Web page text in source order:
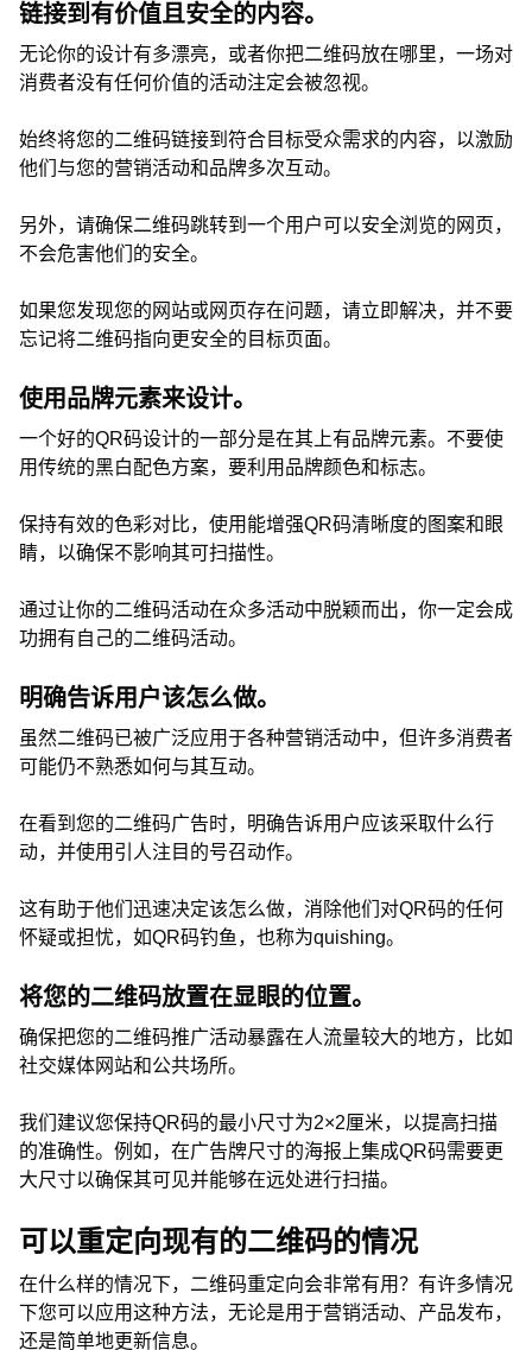
链接到有价值且安全的内容。
无论你的设计有多漂亮，或者你把二维码放在哪里，一场对
消费者没有任何价值的活动注定会被忽视。
始终将您的二维码链接到符合目标受众需求的内容，以激励
他们与您的营销活动和品牌多次互动。
另外，请确保二维码跳转到一个用户可以安全浏览的网页，
不会危害他们的安全。
如果您发现您的网站或网页存在问题，请立即解决，并不要
忘记将二维码指向更安全的目标页面。
使用品牌元素来设计。
一个好的QR码设计的一部分是在其上有品牌元素。不要使
用传统的黑白配色方案，要利用品牌颜色和标志。
保持有效的色彩对比，使用能增强QR码清晰度的图案和眼
睛，以确保不影响其可扫描性。
通过让你的二维码活动在众多活动中脱颖而出，你一定会成
功拥有自己的二维码活动。
明确告诉用户该怎么做。
虽然二维码已被广泛应用于各种营销活动中，但许多消费者
可能仍不熟悉如何与其互动。
在看到您的二维码广告时，明确告诉用户应该采取什么行
动，并使用引人注目的号召动作。
这有助于他们迅速决定该怎么做，消除他们对QR码的任何
怀疑或担忧，如QR码钓鱼，也称为quishing。
将您的二维码放置在显眼的位置。
确保把您的二维码推广活动暴露在人流量较大的地方，比如
社交媒体网站和公共场所。
我们建议您保持QR码的最小尺寸为2×2厘米，以提高扫描
的准确性。例如，在广告牌尺寸的海报上集成QR码需要更
大尺寸以确保其可见并能够在远处进行扫描。
可以重定向现有的二维码的情况
在什么样的情况下，二维码重定向会非常有用？有许多情况
下您可以应用这种方法，无论是用于营销活动、产品发布，
还是简单地更新信息。